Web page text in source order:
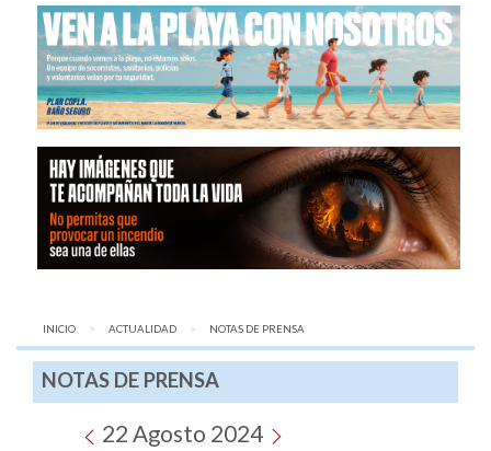
INICIO ACTUALIDAD AQUÍ:
NOTAS DE PRENSA
NOTAS DE PRENSA
22 Agosto 2024